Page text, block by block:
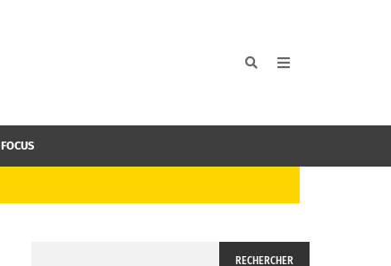
FOCUS
RECHERCHER